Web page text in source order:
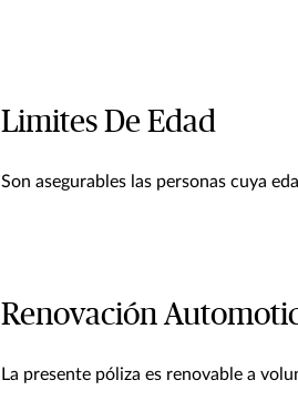
Limites De Edad
Son asegurables las personas cuya
Renovación
La presente póliza es renovable a